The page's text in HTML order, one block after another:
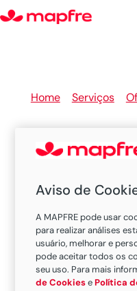
Home> Serviços>
Oficinas
Existem 1
Aviso de
A MAPFRE pode usar
para realizar análises
usuário, melhorar e
pode aceitar todos os
seu uso. Para mais
de CookiesePolítica